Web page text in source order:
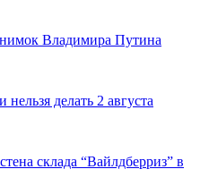
Владимира Путина
делать 2 августа
склада “Вайлдберриз” в